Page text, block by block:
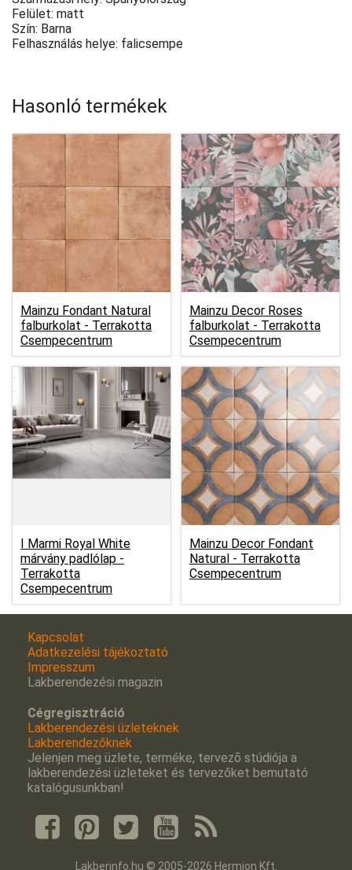
Felület: matt
Szín: Barna
Felhasználás helye: falicsempe
Hasonló termékek
Mainzu Fondant Natural
falburkolat - Terrakotta
Csempecentrum
Mainzu Decor Roses
falburkolat - Terrakotta
Csempecentrum
I Marmi Royal White
márvány padlólap -
Terrakotta
Csempecentrum
Mainzu Decor Fondant
Natural - Terrakotta
Csempecentrum
Kapcsolat
Adatkezelési tájékoztató
Impresszum
Lakberendezési magazin
Cégregisztráció
Lakberendezési üzleteknek
Lakberendezőknek
Jelenjen meg üzlete, terméke, tervezõ stúdiója a
lakberendezési üzleteket és tervezőket bemutató
katalógusunkban!
Lakberinfo.hu © 2005-2026 Hermion Kft.